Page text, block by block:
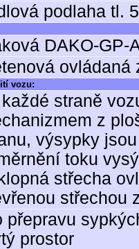
podlaha tl.
DAKO-GP-
ovládaná
vozu:
straně
z
výsypky
toku
střecha
střechou
přepravu
prostor